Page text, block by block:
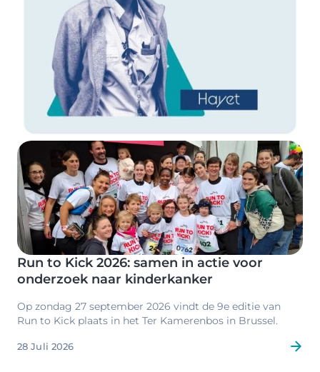
Image
Run to Kick 2026: samen in actie voor
onderzoek naar kinderkanker
Op zondag 27 september 2026 vindt de 9e editie van
Run to Kick plaats in het Ter Kamerenbos in Brussel.
28 Juli 2026